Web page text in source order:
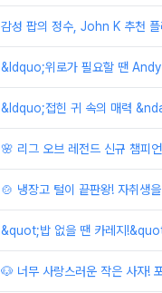
감성 팝의 정수, John K 추천
&ldquo;위로가 필요할 땐
&ldquo;접힌 귀 속의 매력
🌸 리그 오브 레전드 신규 챔피
🍲 냉장고 털이 끝판왕! 자취생
&quot;밥 없을 땐 카레지
🐶 너무 사랑스러운 작은 사자!